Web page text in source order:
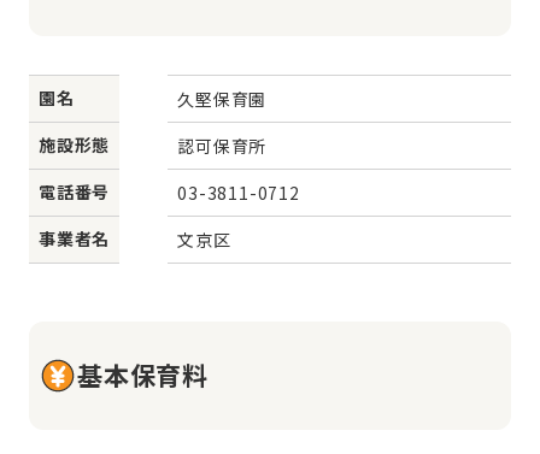
園名
久堅保育園
施設形態
認可保育所
電話番号
03-3811-0712
事業者名
文京区
基本保育料